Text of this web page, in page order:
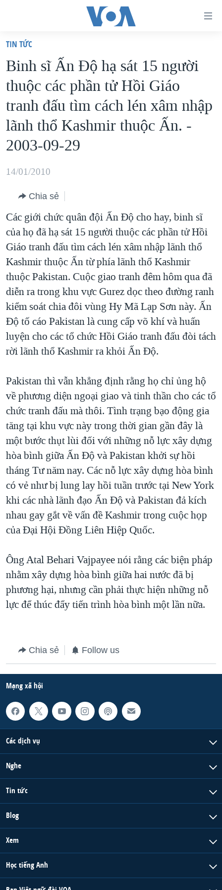
truy
cập
Tới
nội
dung
chính
Tới
hướng
chính
tới
"Tìm"
VIỆT NAM
HOA KỲ
BIỂN ĐÔNG
THẾ GIỚI
BLOG
MỤC
TỰ DO BÁO CHÍ
VẠCH TRẦN TIN GIẢ
NGƯỜI VIỆT HẢI NGOẠI
ĐỜI SỐNG
SỨC KHOẺ
VĂN HOÁ
THỂ THAO
CHUYÊN ĐỀ
CHIẾN TRANH THƯƠNG MẠI CỦA MỸ: QUÁ KHỨ VÀ HIỆN
TẠI
HÀNH TRÌNH BẦU CỬ 2024
MỘT NĂM CHIẾN TRANH TẠI DẢI GAZA
GIẢI MÃ VÀNH ĐAI & CON ĐƯỜNG
NGÀY TỊ NẠN THẾ GIỚI
TRỊNH VĨNH BÌNH - NGƯỜI HẠ 'BÊN THẮNG CUỘC'
GROUND ZERO – XƯA VÀ NAY
CHI PHÍ CHIẾN TRANH AFGHANISTAN
THƯỢNG ĐỈNH TRUMP-KIM TẠI VIỆT NAM
TRỊNH VĨNH BÌNH VS. CHÍNH PHỦ VIỆT NAM
NGƯ DÂN VIỆT VÀ LÀN SÓNG TRỘM HẢI SÂM
BÊN KIA QUỐC LỘ: TIẾNG VỌNG TỪ NÔNG THÔN MỸ
QUAN HỆ VIỆT MỸ
HỌC TIẾNG ANH
VIDEO
NGHE
MẠNG XÃ HỘI
Ngôn ngữ khác
TIN TỨC
Binh sĩ Ấn Ðộ hạ sát 15 người
thuộc các phần tử Hồi Giáo
tranh đấu tìm cách lén xâm nhập
lãnh thổ Kashmir thuộc Ấn. -
2003-09-29
14/01/2010
Chia sẻ
Các giới chức quân đội Ấn Độ cho hay, binh sĩ
của họ đã hạ sát 15 người thuộc các phần tử Hồi
Giáo tranh đấu tìm cách lén xâm nhập lãnh thổ
Kashmir thuộc Ấn từ phía lãnh thổ Kashmir
thuộc Pakistan. Cuộc giao tranh đêm hôm qua đã
diễn ra trong khu vực Gurez dọc theo đường ranh
kiểm soát chia đôi vùng Hy Mã Lạp Sơn này. Ấn
Độ tố cáo Pakistan là cung cấp võ khí và huấn
luyện cho các tổ chức Hồi Giáo tranh đấu đòi tách
rời lãnh thổ Kashmir ra khỏi Ấn Độ.
Pakistan thì vẫn khẳng định rằng họ chỉ ủng hộ
về phương diện ngoại giao và tinh thần cho các tổ
chức tranh đấu mà thôi. Tình trạng bạo động gia
tăng tại khu vực này trong thời gian gần đây là
một bước thụt lùi đối với những nỗ lực xây dựng
hòa bình giữa Ấn Độ và Pakistan khởi sự hồi
tháng Tư năm nay. Các nỗ lực xây dựng hòa bình
có vẻ như bị lung lay hồi tuần trước tại New York
khi các nhà lãnh đạo Ấn Độ và Pakistan đả kích
nhau gay gắt về vấn đề Kashmir trong cuộc họp
của Đại Hội Đồng Liên Hiệp Quốc.
Ông Atal Behari Vajpayee nói rằng các biện pháp
nhằm xây dựng hòa bình giữa hai nước đã bị
phương hại, nhưng cần phải thực hiện những nỗ
lực để thúc đẩy tiến trình hòa bình một lần nữa.
Chia sẻ Follow us
Mạng xã hội
Các dịch vụ
Nghe
Tin tức
Blog
Xem
Học tiếng Anh